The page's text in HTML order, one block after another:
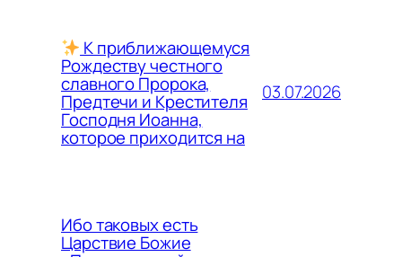
К приближающемуся
Рождеству честного
славного Пророка,
Предтечи и Крестителя
Господня Иоанна,
которое приходится на
03.07.2026
Ибо таковых есть
Царствие Божие